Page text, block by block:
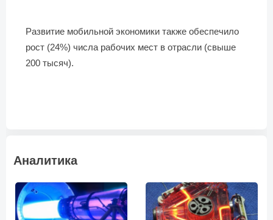
Развитие мобильной экономики также обеспечило
рост (24%) числа рабочих мест в отрасли (свыше
200 тысяч).
Аналитика